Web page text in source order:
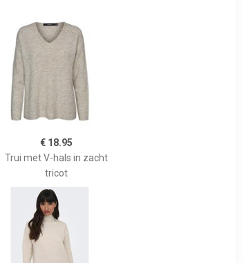
€ 18.95
Trui met V-hals in zacht
tricot